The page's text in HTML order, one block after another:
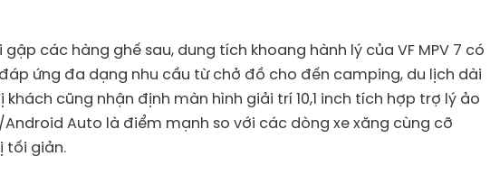
các hàng ghế sau, dung tích khoang hành lý của VF MPV 7 có
ứng đa dạng nhu cầu từ chở đồ cho đến camping, du lịch dài
khách cũng nhận định màn hình giải trí 10,1 inch tích hợp trợ lý ảo
Auto là điểm mạnh so với các dòng xe xăng cùng cỡ
tối giản.